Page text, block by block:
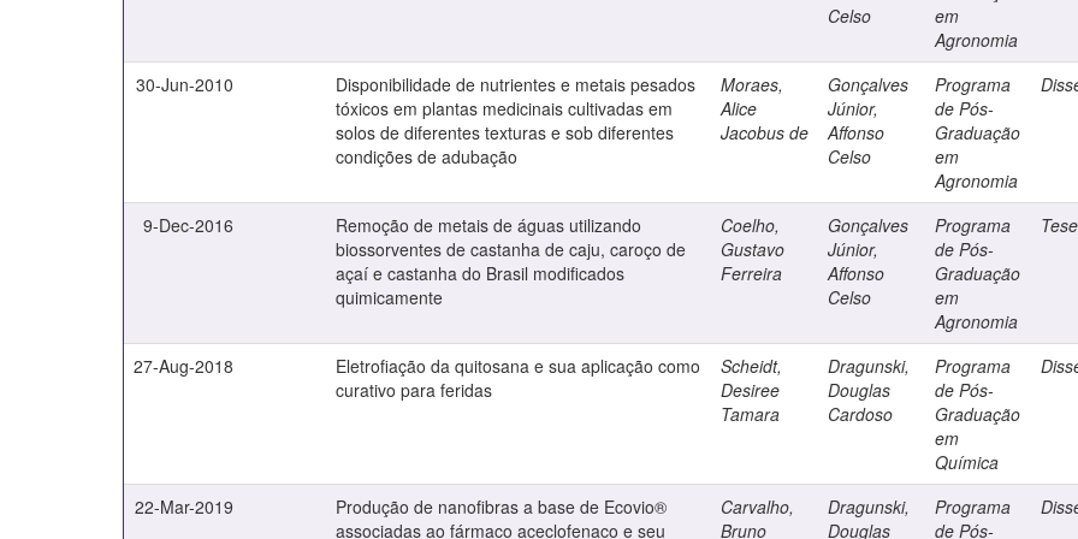
Celso
em
Agronomia
30-Jun-2010
Disponibilidade de nutrientes e metais pesados
tóxicos em plantas medicinais cultivadas em
solos de diferentes texturas e sob diferentes
condições de adubação
Moraes,
Alice
Jacobus de
Gonçalves
Júnior,
Affonso
Celso
Programa
de Pós-
Graduação
em
Agronomia
9-Dec-2016
Remoção de metais de águas utilizando
biossorventes de castanha de caju, caroço de
açaí e castanha do Brasil modificados
quimicamente
Coelho,
Gustavo
Ferreira
Gonçalves
Júnior,
Affonso
Celso
Programa
de Pós-
Graduação
em
Agronomia
Tese
27-Aug-2018
Eletrofiação da quitosana e sua aplicação como
curativo para feridas
Scheidt,
Desiree
Tamara
Dragunski,
Douglas
Cardoso
Programa
de Pós-
Graduação
em
Química
22-Mar-2019
Produção de nanofibras a base de Ecovio®
associadas ao fármaco aceclofenaco e seu
Carvalho,
Bruno
Dragunski,
Douglas
Programa
de Pós-